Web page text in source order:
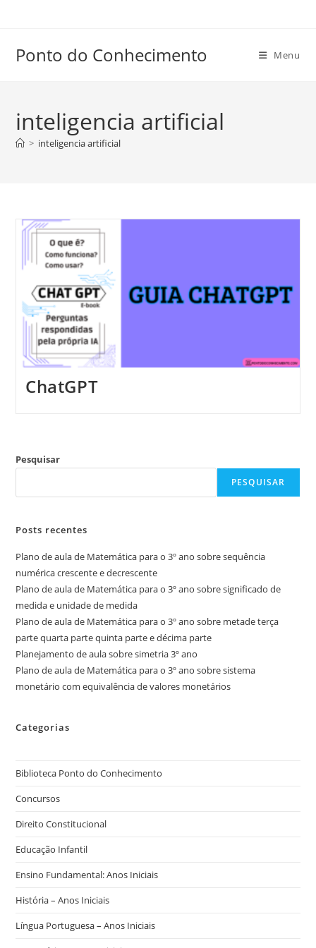
conteúdo
Ponto do Conhecimento Menu
inteligencia artificial
> inteligencia artificial
ChatGPT
Pesquisar
PESQUISAR
Posts recentes
Plano de aula de Matemática para o 3º ano sobre sequência
numérica crescente e decrescente
Plano de aula de Matemática para o 3º ano sobre significado de
medida e unidade de medida
Plano de aula de Matemática para o 3º ano sobre metade terça
parte quarta parte quinta parte e décima parte
Planejamento de aula sobre simetria 3º ano
Plano de aula de Matemática para o 3º ano sobre sistema
monetário com equivalência de valores monetários
Categorias
Biblioteca Ponto do Conhecimento
Concursos
Direito Constitucional
Educação Infantil
Ensino Fundamental: Anos Iniciais
História – Anos Iniciais
Língua Portuguesa – Anos Iniciais